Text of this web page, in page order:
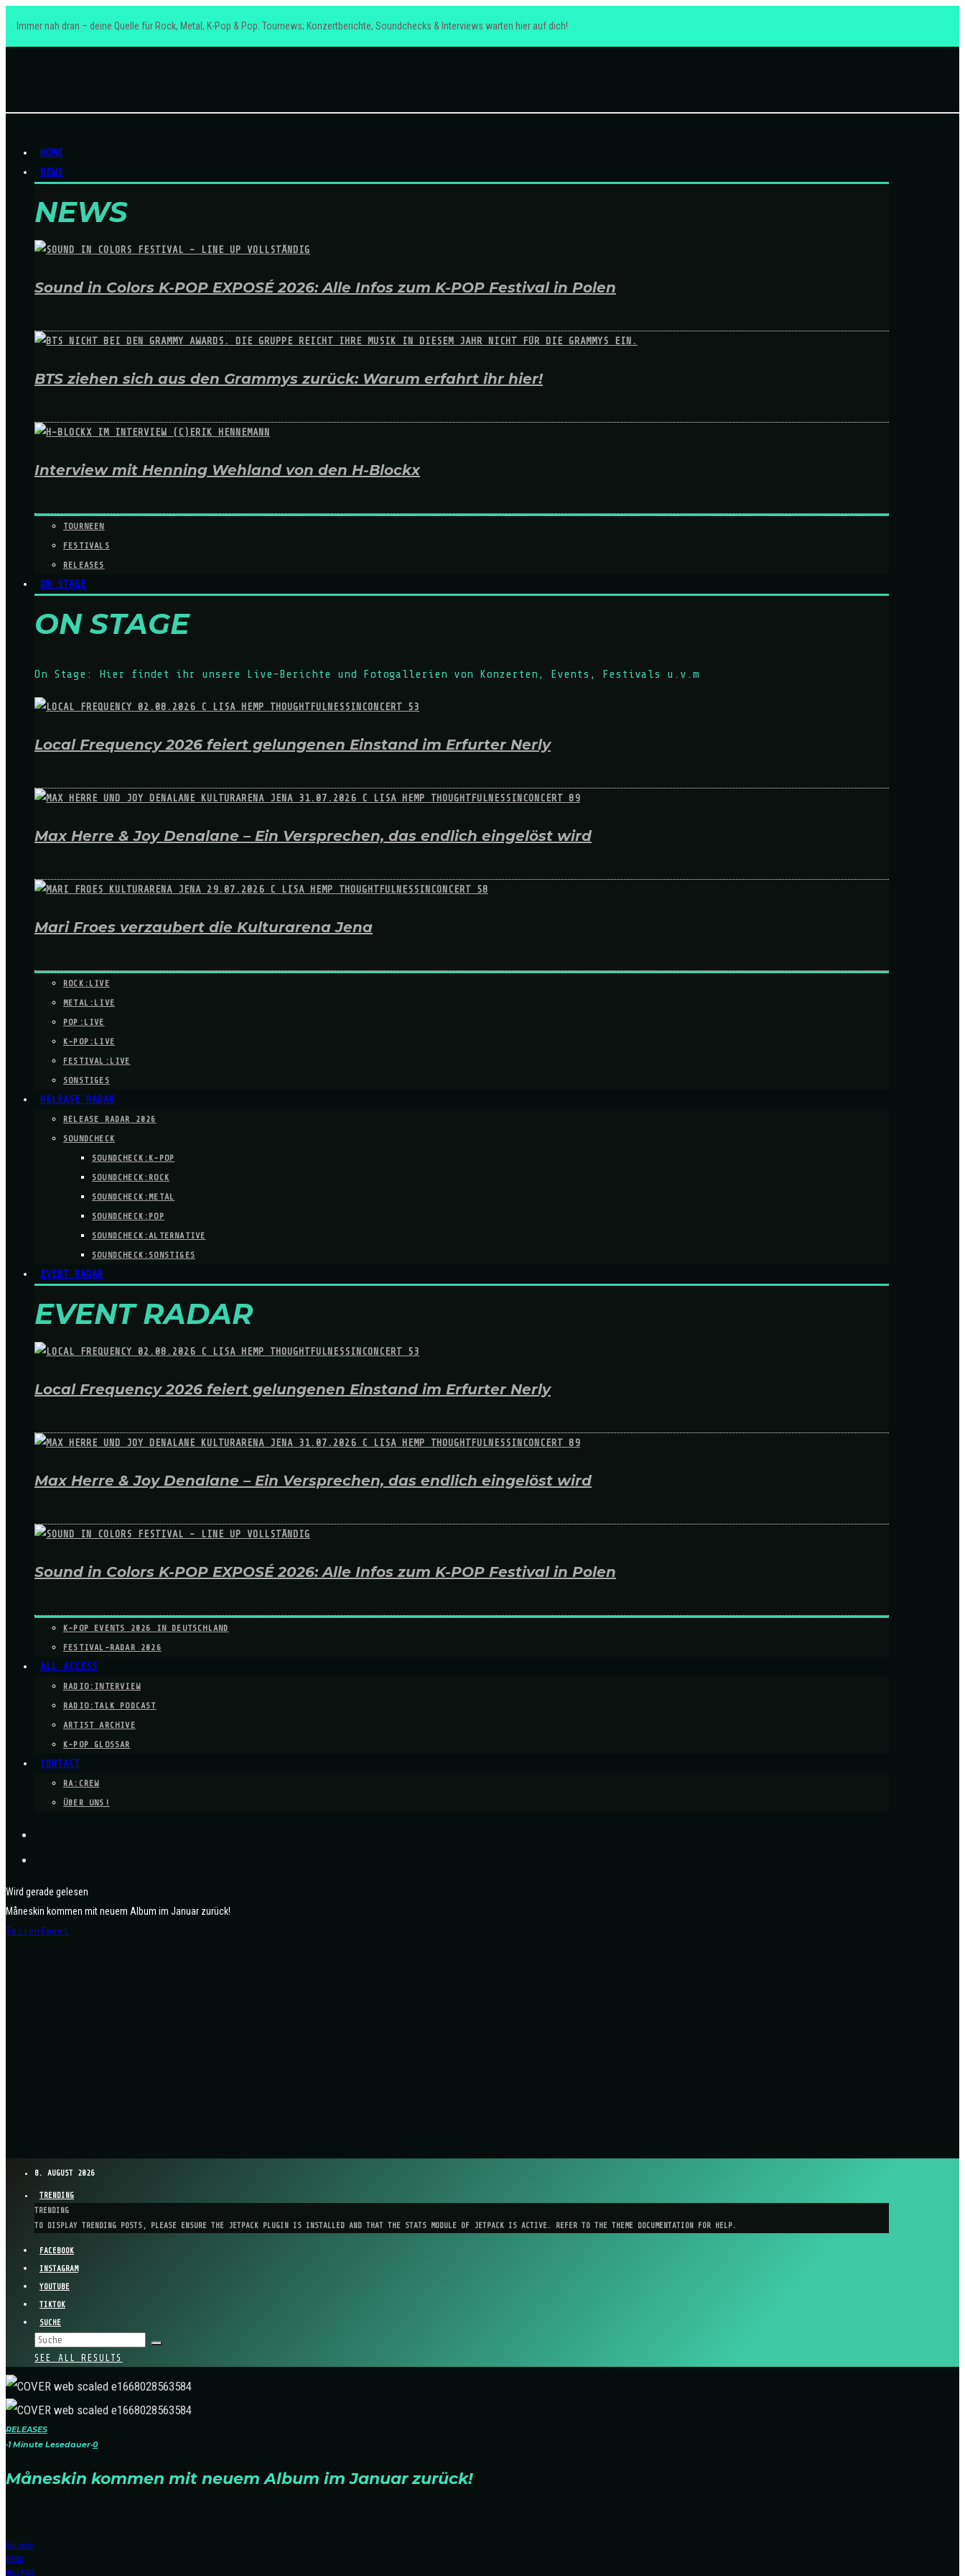
Immer nah dran – deine Quelle für Rock, Metal, K-Pop & Pop. Tournews; Konzertberichte, Soundchecks & Interviews warten hier auf dich!
HOME
NEWS
NEWS
Sound in Colors K-POP EXPOSÉ 2026: Alle Infos zum K-POP Festival in Polen
BTS ziehen sich aus den Grammys zurück: Warum erfahrt ihr hier!
Interview mit Henning Wehland von den H-Blockx
TOURNEEN
FESTIVALS
RELEASES
ON STAGE
ON STAGE
On Stage: Hier findet ihr unsere Live-Berichte und Fotogallerien von Konzerten, Events, Festivals u.v.m
Local Frequency 2026 feiert gelungenen Einstand im Erfurter Nerly
Max Herre & Joy Denalane – Ein Versprechen, das endlich eingelöst wird
Mari Froes verzaubert die Kulturarena Jena
ROCK:LIVE
METAL:LIVE
POP:LIVE
K-POP:LIVE
FESTIVAL:LIVE
SONSTIGES
RELEASE RADAR
RELEASE RADAR 2026
SOUNDCHECK
SOUNDCHECK:K-POP
SOUNDCHECK:ROCK
SOUNDCHECK:METAL
SOUNDCHECK:POP
SOUNDCHECK:ALTERNATIVE
SOUNDCHECK:SONSTIGES
EVENT RADAR
EVENT RADAR
Local Frequency 2026 feiert gelungenen Einstand im Erfurter Nerly
Max Herre & Joy Denalane – Ein Versprechen, das endlich eingelöst wird
Sound in Colors K-POP EXPOSÉ 2026: Alle Infos zum K-POP Festival in Polen
K-POP EVENTS 2026 IN DEUTSCHLAND
FESTIVAL-RADAR 2026
ALL ACCESS
RADIO:INTERVIEW
RADIO:TALK PODCAST
ARTIST ARCHIVE
K-POP GLOSSAR
CONTACT
RA:CREW
ÜBER UNS!
Wird gerade gelesen
Måneskin kommen mit neuem Album im Januar zurück!
Teilen Tweet
8. AUGUST 2026
TRENDING
TRENDING
TO DISPLAY TRENDING POSTS, PLEASE ENSURE THE JETPACK PLUGIN IS INSTALLED AND THAT THE STATS MODULE OF JETPACK IS ACTIVE. REFER TO THE THEME DOCUMENTATION FOR HELP.
FACEBOOK
INSTAGRAM
YOUTUBE
TIKTOK
SUCHE
SEE ALL RESULTS
RELEASES
·1 Minute Lesedauer·0
Måneskin kommen mit neuem Album im Januar zurück!
Startseite
NEWS
RELEASES